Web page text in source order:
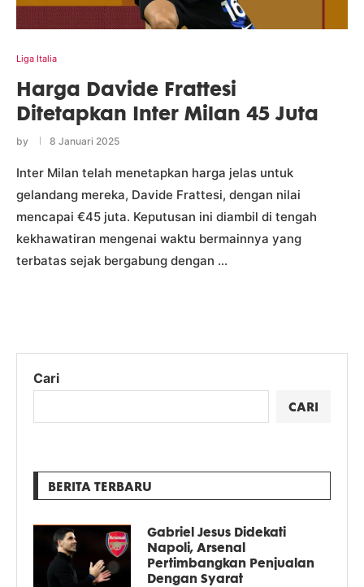
Liga Italia
Harga Davide Frattesi
Ditetapkan Inter Milan 45 Juta
by 8 Januari 2025
Inter Milan telah menetapkan harga jelas untuk
gelandang mereka, Davide Frattesi, dengan nilai
mencapai €45 juta. Keputusan ini diambil di tengah
kekhawatiran mengenai waktu bermainnya yang
terbatas sejak bergabung dengan …
Cari
CARI
BERITA TERBARU
Gabriel Jesus Didekati
Napoli, Arsenal
Pertimbangkan Penjualan
Dengan Syarat